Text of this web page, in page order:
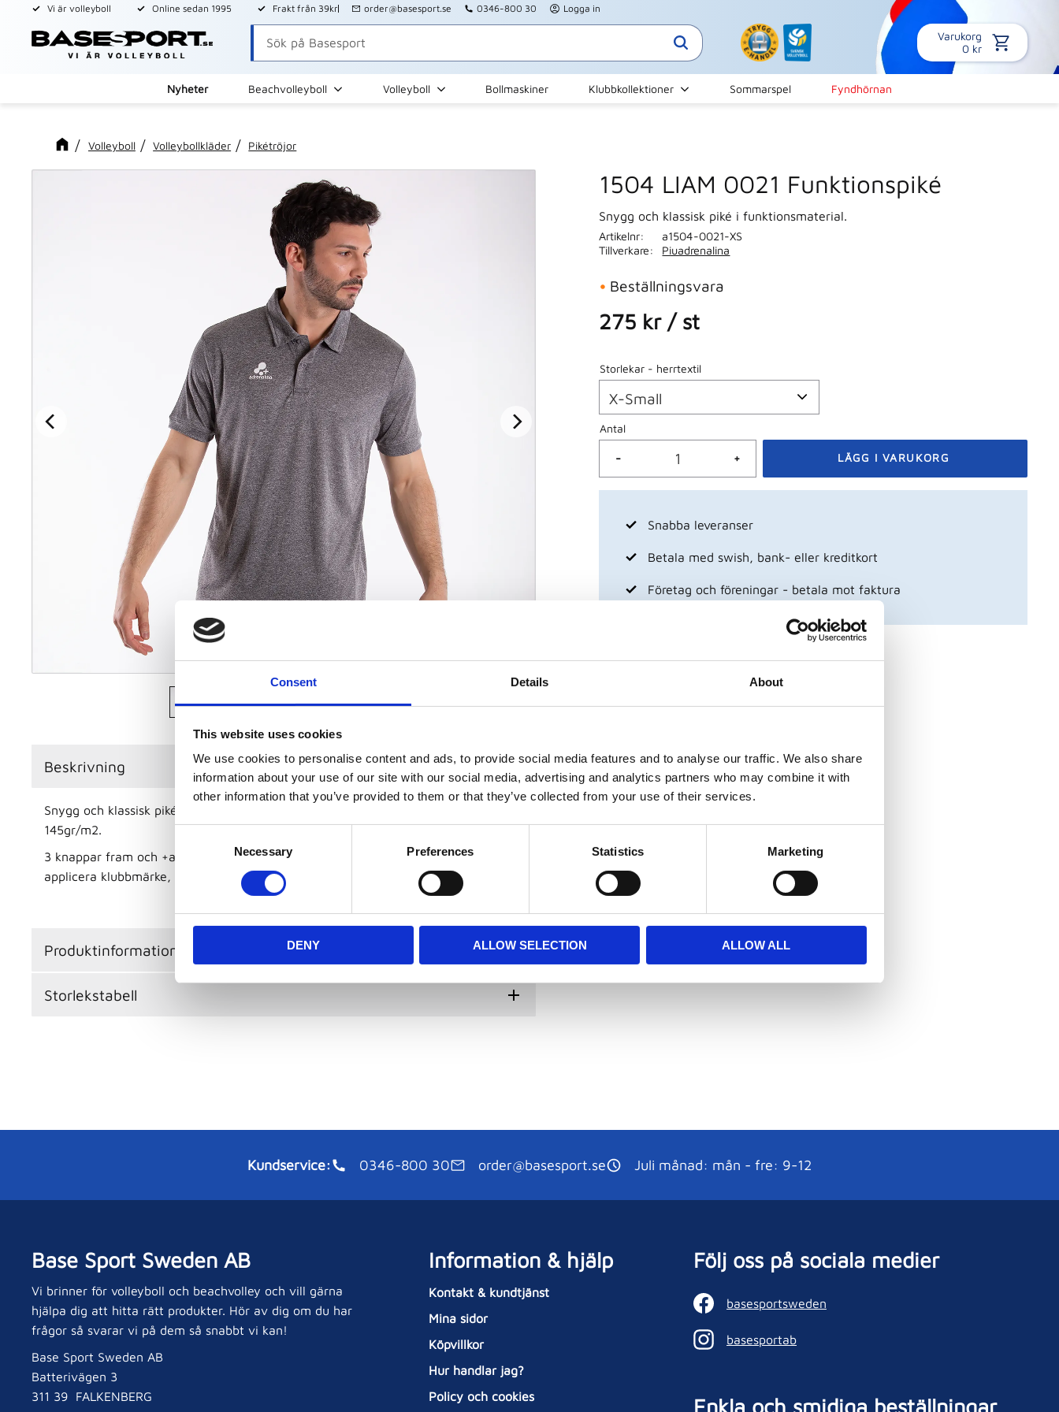
Consent Details About
This website uses cookies
We use cookies to personalise content and ads, to provide social media features and to analyse our traffic. We also share
information about your use of our site with our social media, advertising and analytics partners who may combine it with
other information that you’ve provided to them or that they’ve collected from your use of their services.
t
e
Necessary Preferences Statistics Marketing
DENY ALLOW SELECTION ALLOW ALL
Vi är volleyboll Online sedan 1995 Frakt från 39kr order@basesport.se 0346-800 30 Logga in
Varukorg
0 kr
Nyheter Beachvolleyboll Volleyboll Bollmaskiner Klubbkollektioner Sommarspel Fyndhörnan
Volleyboll Volleybollkläder Pikétröjor
1504 LIAM 0021 Funktionspiké
Snygg och klassisk piké i funktionsmaterial.
275 kr / st
Storlekar - herrtextil
Antal
+
-
Beställningsvara
Artikelnr
a1504-0021-XS
Tillverkare
Piuadrenalina
Snabba leveranser
Betala med swish, bank- eller kreditkort
Företag och föreningar - betala mot faktura
Beskrivning
Snygg och klassisk piké i funktionsmaterial. Materialet är 100% polyester,
145gr/m2.
3 knappar fram och +adrenalina loggan på högerbröst vilket gör det lätt att
applicera klubbmärke, namn och eventuella sponsorlogotyper.
Produktinformation
Storlekstabell
Kundservice: 0346-800 30 order@basesport.se Juli månad: mån - fre: 9-12
Base Sport Sweden AB
Vi brinner för volleyboll och beachvolley och vill gärna
hjälpa dig att hitta rätt produkter. Hör av dig om du har
frågor så svarar vi på dem så snabbt vi kan!
Base Sport Sweden AB
Batterivägen 3
311 39 FALKENBERG
Information & hjälp
Kontakt & kundtjänst
Mina sidor
Köpvillkor
Hur handlar jag?
Policy och cookies
Följ oss på sociala medier
basesportsweden
basesportab
Enkla och smidiga beställningar